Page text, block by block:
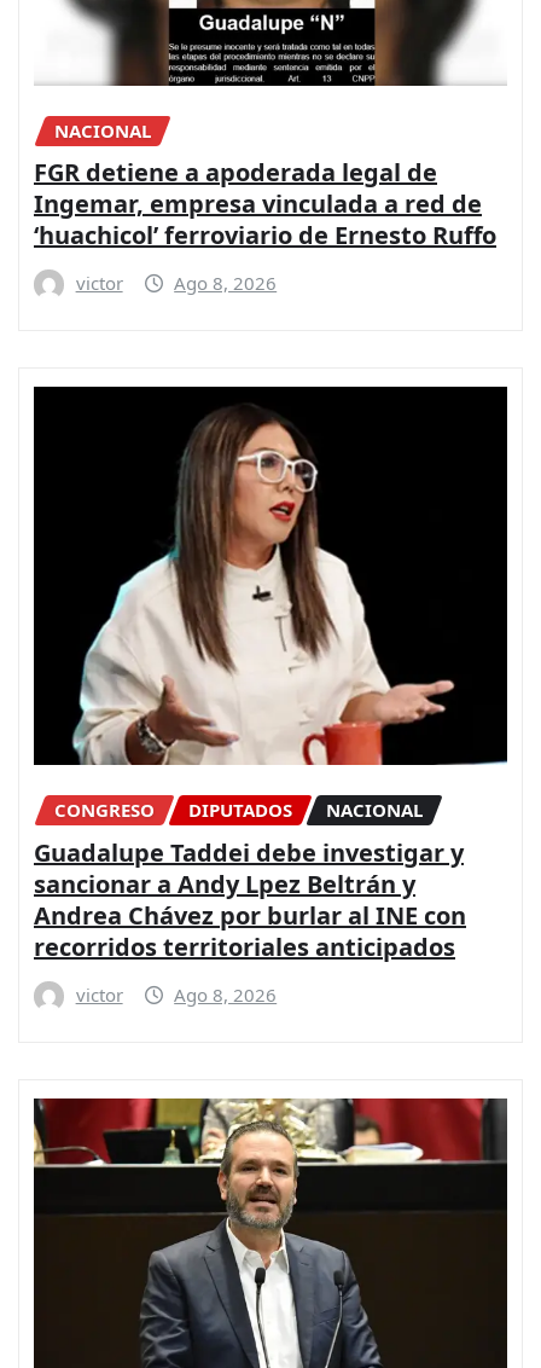
NACIONAL
FGR detiene a apoderada legal de
Ingemar, empresa vinculada a red de
‘huachicol’ ferroviario de Ernesto Ruffo
victor Ago 8, 2026
CONGRESO DIPUTADOS NACIONAL
Guadalupe Taddei debe investigar y
sancionar a Andy Lpez Beltrán y
Andrea Chávez por burlar al INE con
recorridos territoriales anticipados
victor Ago 8, 2026